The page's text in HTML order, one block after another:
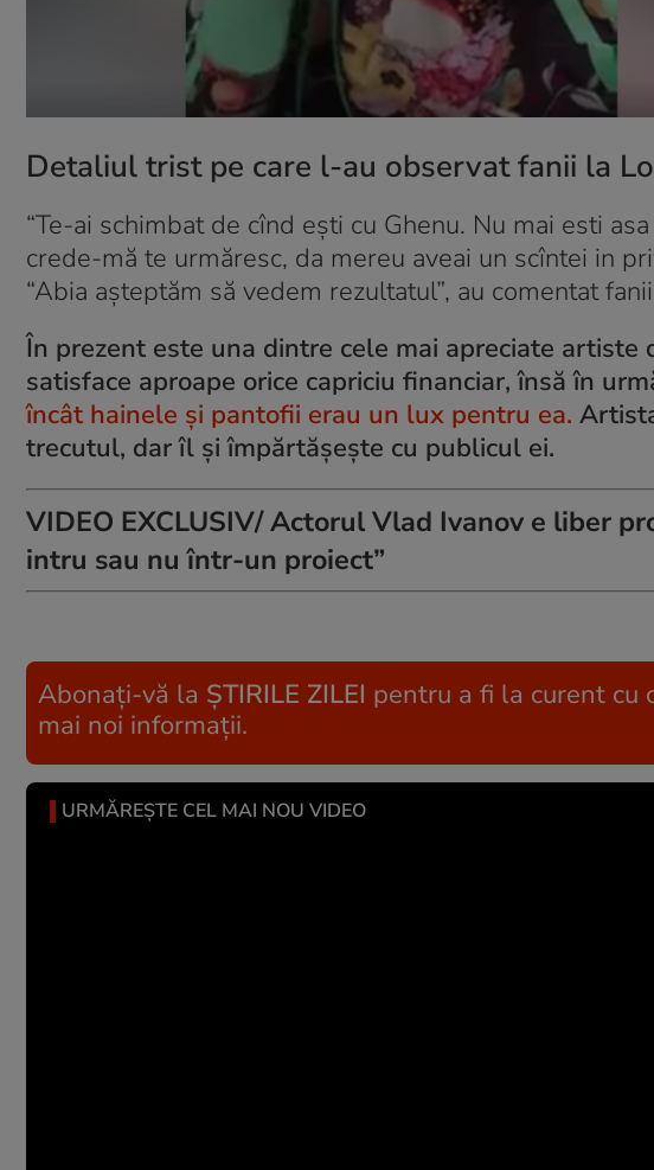
Detaliul trist pe care l-au observat fanii la
“Te-ai schimbat de cînd ești cu Ghenu. Nu mai esti
crede-mă te urmăresc, da mereu aveai un scîntei in
“Abia aşteptăm să vedem rezultatul”, au comentat
În prezent este una dintre cele mai apreciate artiste
satisface aproape orice capriciu financiar, însă în
încât hainele și pantofii erau un lux pentru ea.
trecutul, dar îl și împărtășește cu publicul ei.
VIDEO EXCLUSIV/ Actorul Vlad Ivanov e liber
intru sau nu într-un proiect”
Abonați-vă la ȘTIRILE ZILEI pentru a fi la curent cu
mai noi informații.
URMĂREȘTE CEL MAI NOU VIDEO